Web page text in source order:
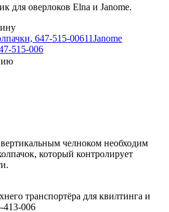
для оверлоков Elna и Janome.
Janome
515-006
челноком необходим
который контролирует